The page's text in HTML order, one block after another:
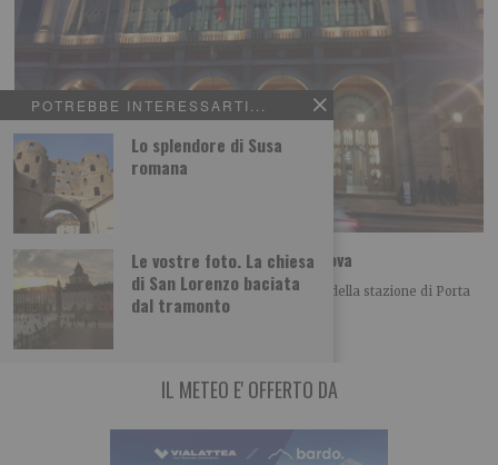
POTREBBE INTERESSARTI...
Lo splendore di Susa
romana
Le vostre foto. La chiesa
di San Lorenzo baciata
dal tramonto
Le foto dei lettori: la stazione di Porta Nuova
Luigi Gagliano ci propone questa bella immagine della stazione di Porta
Nuova a Torino Leggi qui
IL METEO E' OFFERTO DA